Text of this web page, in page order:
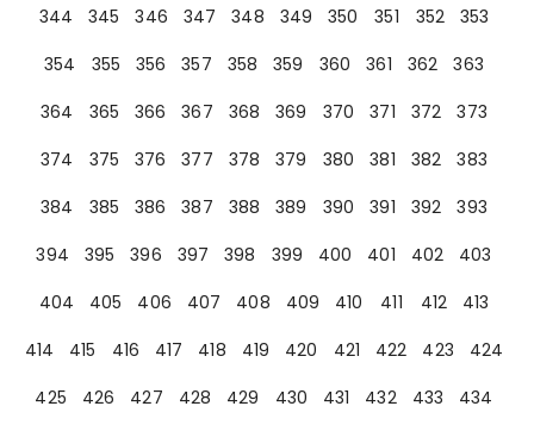
344
345 346 347 348 349 350 351 352
353
354
355 356 357 358 359 360 361 362
363
364
365 366 367 368 369 370 371 372
373
374
375 376 377 378 379 380 381 382
383
384
385 386 387 388 389 390 391 392
393
394
395 396 397 398 399 400 401 402
403
404
405 406 407 408 409 410 411 412
413
414
415 416 417 418 419 420 421 422 423
424
425
426 427 428 429 430 431 432 433
434